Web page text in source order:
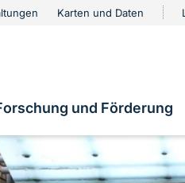
Karten und Daten
und Förderung